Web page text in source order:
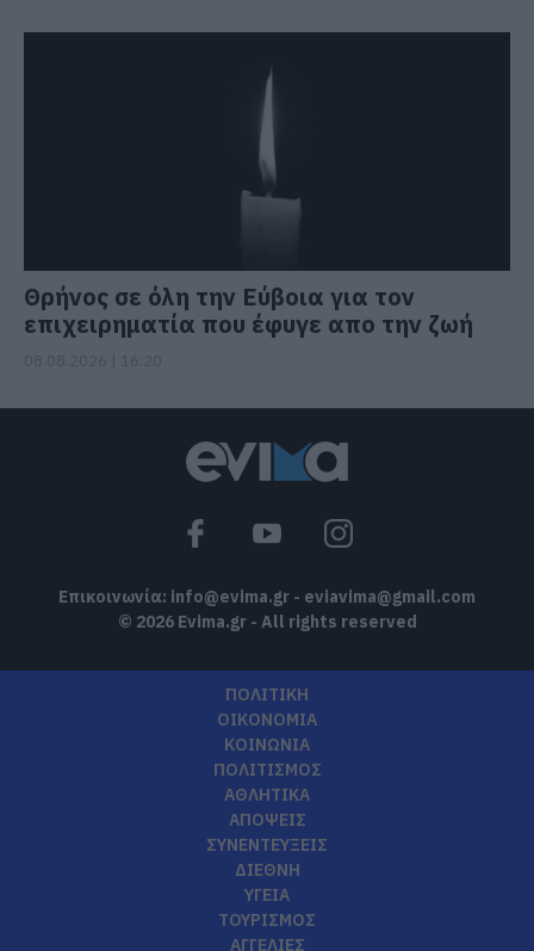
Θρήνος σε όλη την Εύβοια για τον
επιχειρηματία που έφυγε απο την ζωή
Επικοινωνία: info@evima.gr - eviavima@gmail.com
© 2026 Evima.gr - All rights reserved
ΠΟΛΙΤΙΚΗ
ΟΙΚΟΝΟΜΙΑ
ΚΟΙΝΩΝΙΑ
ΠΟΛΙΤΙΣΜΟΣ
ΑΘΛΗΤΙΚΑ
ΑΠΟΨΕΙΣ
ΣΥΝΕΝΤΕΥΞΕΙΣ
ΔΙΕΘΝΗ
ΥΓΕΙΑ
ΤΟΥΡΙΣΜΟΣ
ΑΓΓΕΛΙΕΣ